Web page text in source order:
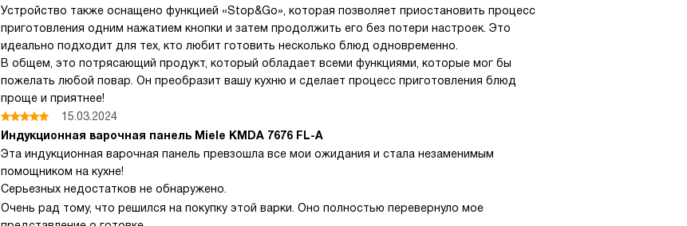
Устройство также оснащено функцией «Stop&Go», которая позволяет приостановить процесс
приготовления одним нажатием кнопки и затем продолжить его без потери настроек. Это
идеально подходит для тех, кто любит готовить несколько блюд одновременно.
В общем, это потрясающий продукт, который обладает всеми функциями, которые мог бы
пожелать любой повар. Он преобразит вашу кухню и сделает процесс приготовления блюд
проще и приятнее!
15.03.2024
Индукционная варочная панель Miele KMDA 7676 FL-A
Эта индукционная варочная панель превзошла все мои ожидания и стала незаменимым
помощником на кухне!
Серьезных недостатков не обнаружено.
Очень рад тому, что решился на покупку этой варки. Оно полностью перевернуло мое